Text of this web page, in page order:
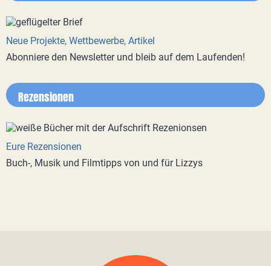
Neue Projekte, Wettbewerbe, Artikel
Abonniere den Newsletter und bleib auf dem Laufenden!
Rezensionen
Eure Rezensionen
Buch-, Musik und Filmtipps von und für Lizzys